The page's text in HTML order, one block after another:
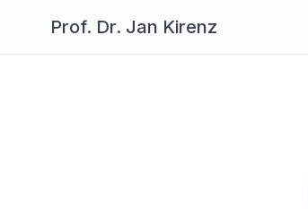
Prof. Dr. Jan Kirenz